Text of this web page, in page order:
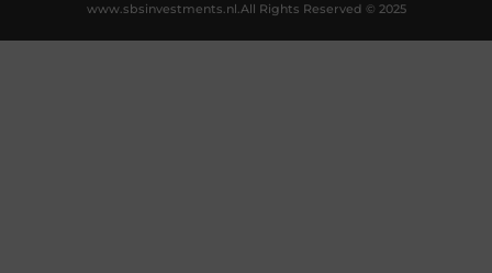
All Rights Reserved © 2025
www.sbsinvestments.nl.